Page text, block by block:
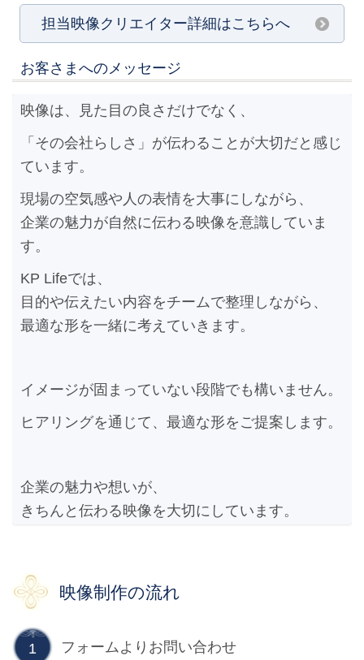
担当映像クリエイター詳細はこちらへ
お客さまへのメッセージ
映像は、見た目の良さだけでなく、
「その会社らしさ」が伝わることが大切だと感じ
ています。
現場の空気感や人の表情を大事にしながら、
企業の魅力が自然に伝わる映像を意識していま
す。
KP Lifeでは、
目的や伝えたい内容をチームで整理しながら、
最適な形を一緒に考えていきます。
イメージが固まっていない段階でも構いません。
ヒアリングを通じて、最適な形をご提案します。
企業の魅力や想いが、
きちんと伝わる映像を大切にしています。
映像制作の流れ
1 フォームよりお問い合わせ